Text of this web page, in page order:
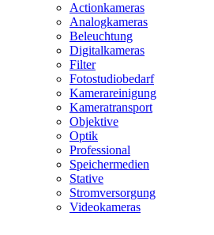
Actionkameras
Analogkameras
Beleuchtung
Digitalkameras
Filter
Fotostudiobedarf
Kamerareinigung
Kameratransport
Objektive
Optik
Professional
Speichermedien
Stative
Stromversorgung
Videokameras